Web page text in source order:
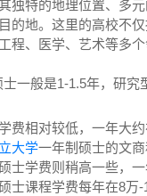
独特的地理位置、多
的地。这里的高校不
程、医学、艺术等多个
一般是1-1.5年，研究
费相对较低，一年大约
大学一年制硕士的文
士学费则稍高一些，
士课程学费每年在8万-